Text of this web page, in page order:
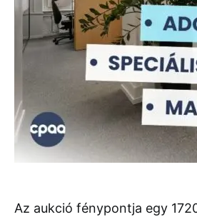
Az aukció fénypontja egy